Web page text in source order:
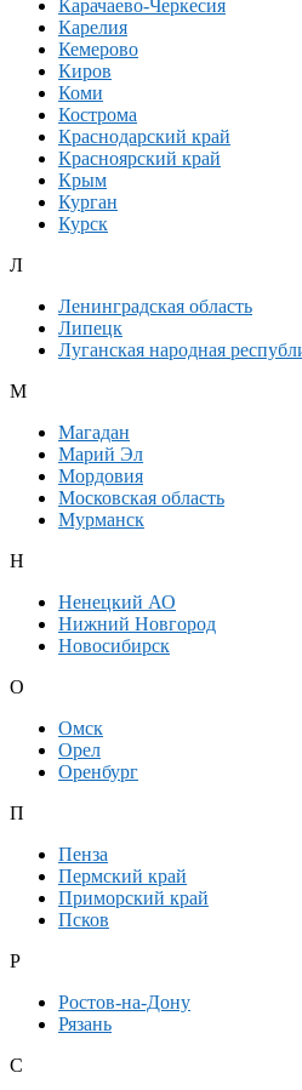
Карачаево-Черкесия
Карелия
Кемерово
Киров
Коми
Кострома
Краснодарский край
Красноярский край
Крым
Курган
Курск
Л
Ленинградская область
Липецк
Луганская народная
М
Магадан
Марий Эл
Мордовия
Московская область
Мурманск
Н
Ненецкий АО
Нижний Новгород
Новосибирск
О
Омск
Орел
Оренбург
П
Пенза
Пермский край
Приморский край
Псков
Р
Ростов-на-Дону
Рязань
С